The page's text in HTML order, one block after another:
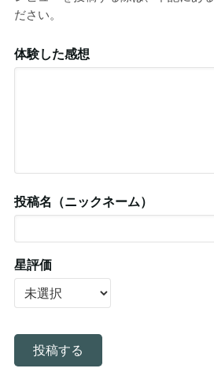
ださい。
体験した感想
投稿名（ニックネーム）
星評価